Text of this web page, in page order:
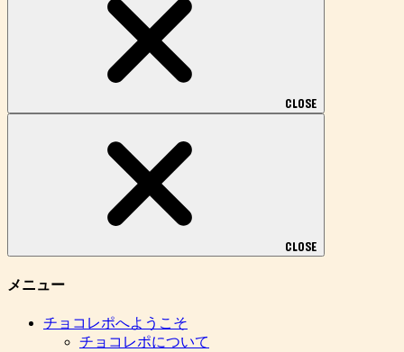
CLOSE
CLOSE
メニュー
チョコレポへようこそ
チョコレポについて